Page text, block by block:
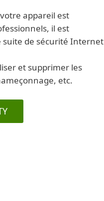
appareil est
il est
de sécurité Internet
et supprimer les
etc.